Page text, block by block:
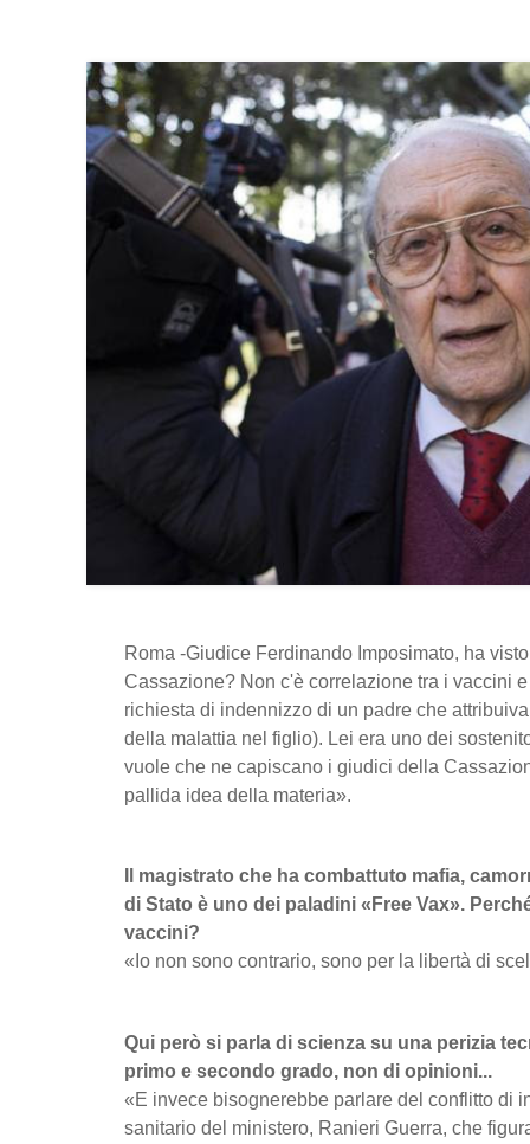
Roma -Giudice Ferdinando Imposimato, ha
Cassazione? Non c'è correlazione tra i vaccini
richiesta di indennizzo di un padre che
della malattia nel figlio). Lei era uno dei
vuole che ne capiscano i giudici della
pallida idea della materia».
Il magistrato che ha combattuto mafia,
di Stato è uno dei paladini «Free Vax».
vaccini?
«Io non sono contrario, sono per la libertà di
Qui però si parla di scienza su una perizia
primo e secondo grado, non di opinioni...
«E invece bisognerebbe parlare del conflitto di
sanitario del ministero, Ranieri Guerra, che